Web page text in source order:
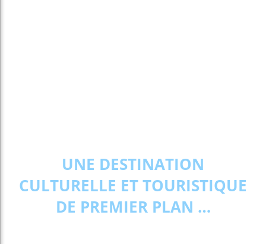
UNE DESTINATION
CULTURELLE ET TOURISTIQUE
DE PREMIER PLAN …